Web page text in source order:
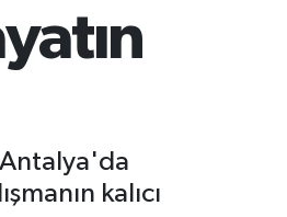
Antalya'da
kalıcı